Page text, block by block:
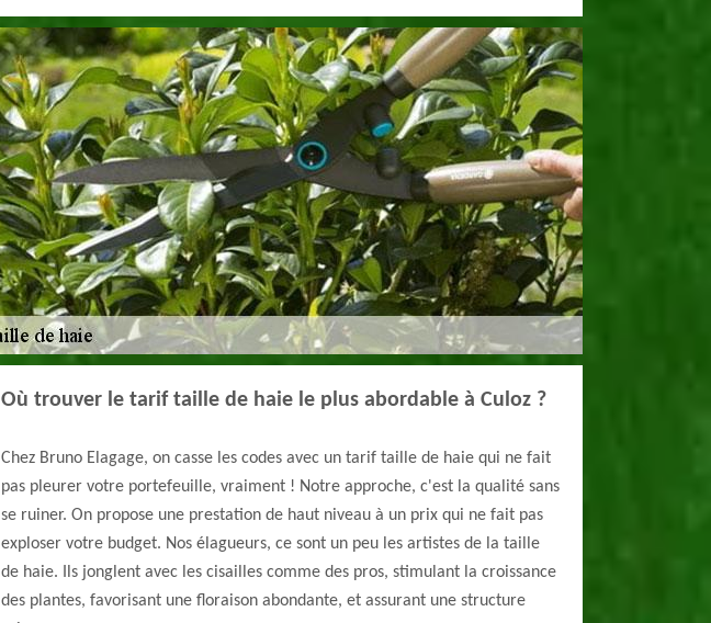
Où trouver le tarif taille de haie le plus abordable à Culoz ?
Chez Bruno Elagage, on casse les codes avec un tarif taille de haie qui ne fait
pas pleurer votre portefeuille, vraiment ! Notre approche, c'est la qualité sans
se ruiner. On propose une prestation de haut niveau à un prix qui ne fait pas
exploser votre budget. Nos élagueurs, ce sont un peu les artistes de la taille
de haie. Ils jonglent avec les cisailles comme des pros, stimulant la croissance
des plantes, favorisant une floraison abondante, et assurant une structure